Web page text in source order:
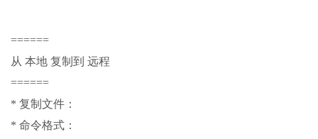
======
从 本地 复制到 远程
======
* 复制文件：
* 命令格式：